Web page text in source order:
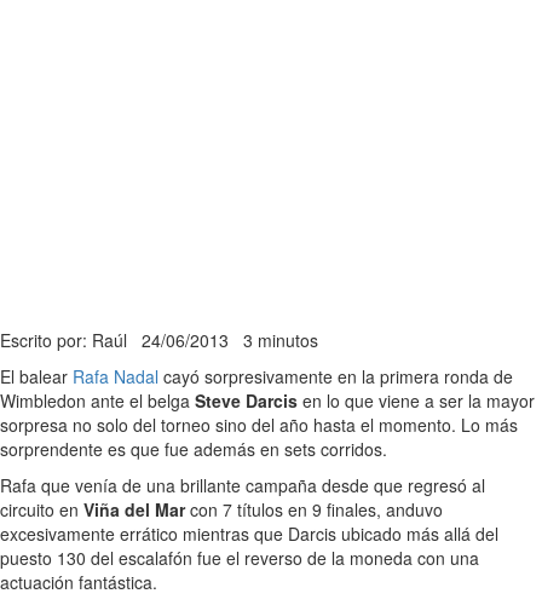
Escrito por: Raúl 24/06/2013 3 minutos
El balear Rafa Nadal cayó sorpresivamente en la primera ronda de
Wimbledon ante el belga Steve Darcis en lo que viene a ser la mayor
sorpresa no solo del torneo sino del año hasta el momento. Lo más
sorprendente es que fue además en sets corridos.
Rafa que venía de una brillante campaña desde que regresó al
circuito en Viña del Marcon 7 títulos en 9 finales, anduvo
excesivamente errático mientras que Darcis ubicado más allá del
puesto 130 del escalafón fue el reverso de la moneda con una
actuación fantástica.